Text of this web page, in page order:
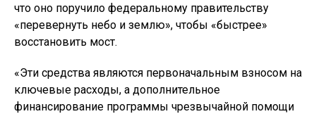
что оно поручило федеральному правительству
«перевернуть небо и землю», чтобы «быстрее»
восстановить мост.
«Эти средства являются первоначальным взносом на
ключевые расходы, а дополнительное
финансирование программы чрезвычайной помощи